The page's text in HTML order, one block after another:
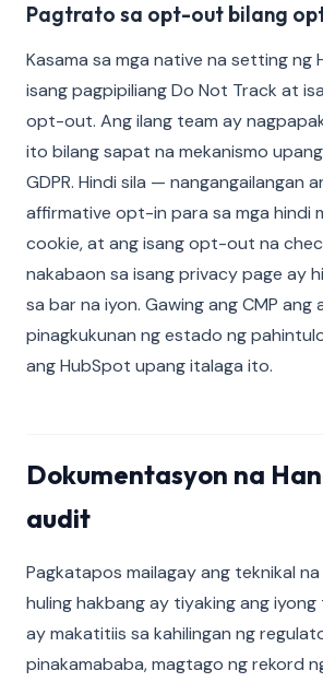
Pagtrato sa opt-out bilang
Kasama sa mga native na setting ng
isang pagpipiliang Do Not Track at
opt-out. Ang ilang team ay
ito bilang sapat na mekanismo
GDPR. Hindi sila — nangangailangan
affirmative opt-in para sa mga hindi
cookie, at ang isang opt-out na
nakabaon sa isang privacy page ay
sa bar na iyon. Gawing ang CMP
pinagkukunan ng estado ng
ang HubSpot upang italaga ito.
Dokumentasyon na
audit
Pagkatapos mailagay ang teknikal
huling hakbang ay tiyaking ang
ay makatitiis sa kahilingan ng
pinakamababa, magtago ng rekord